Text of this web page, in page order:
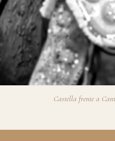
Castella frente a